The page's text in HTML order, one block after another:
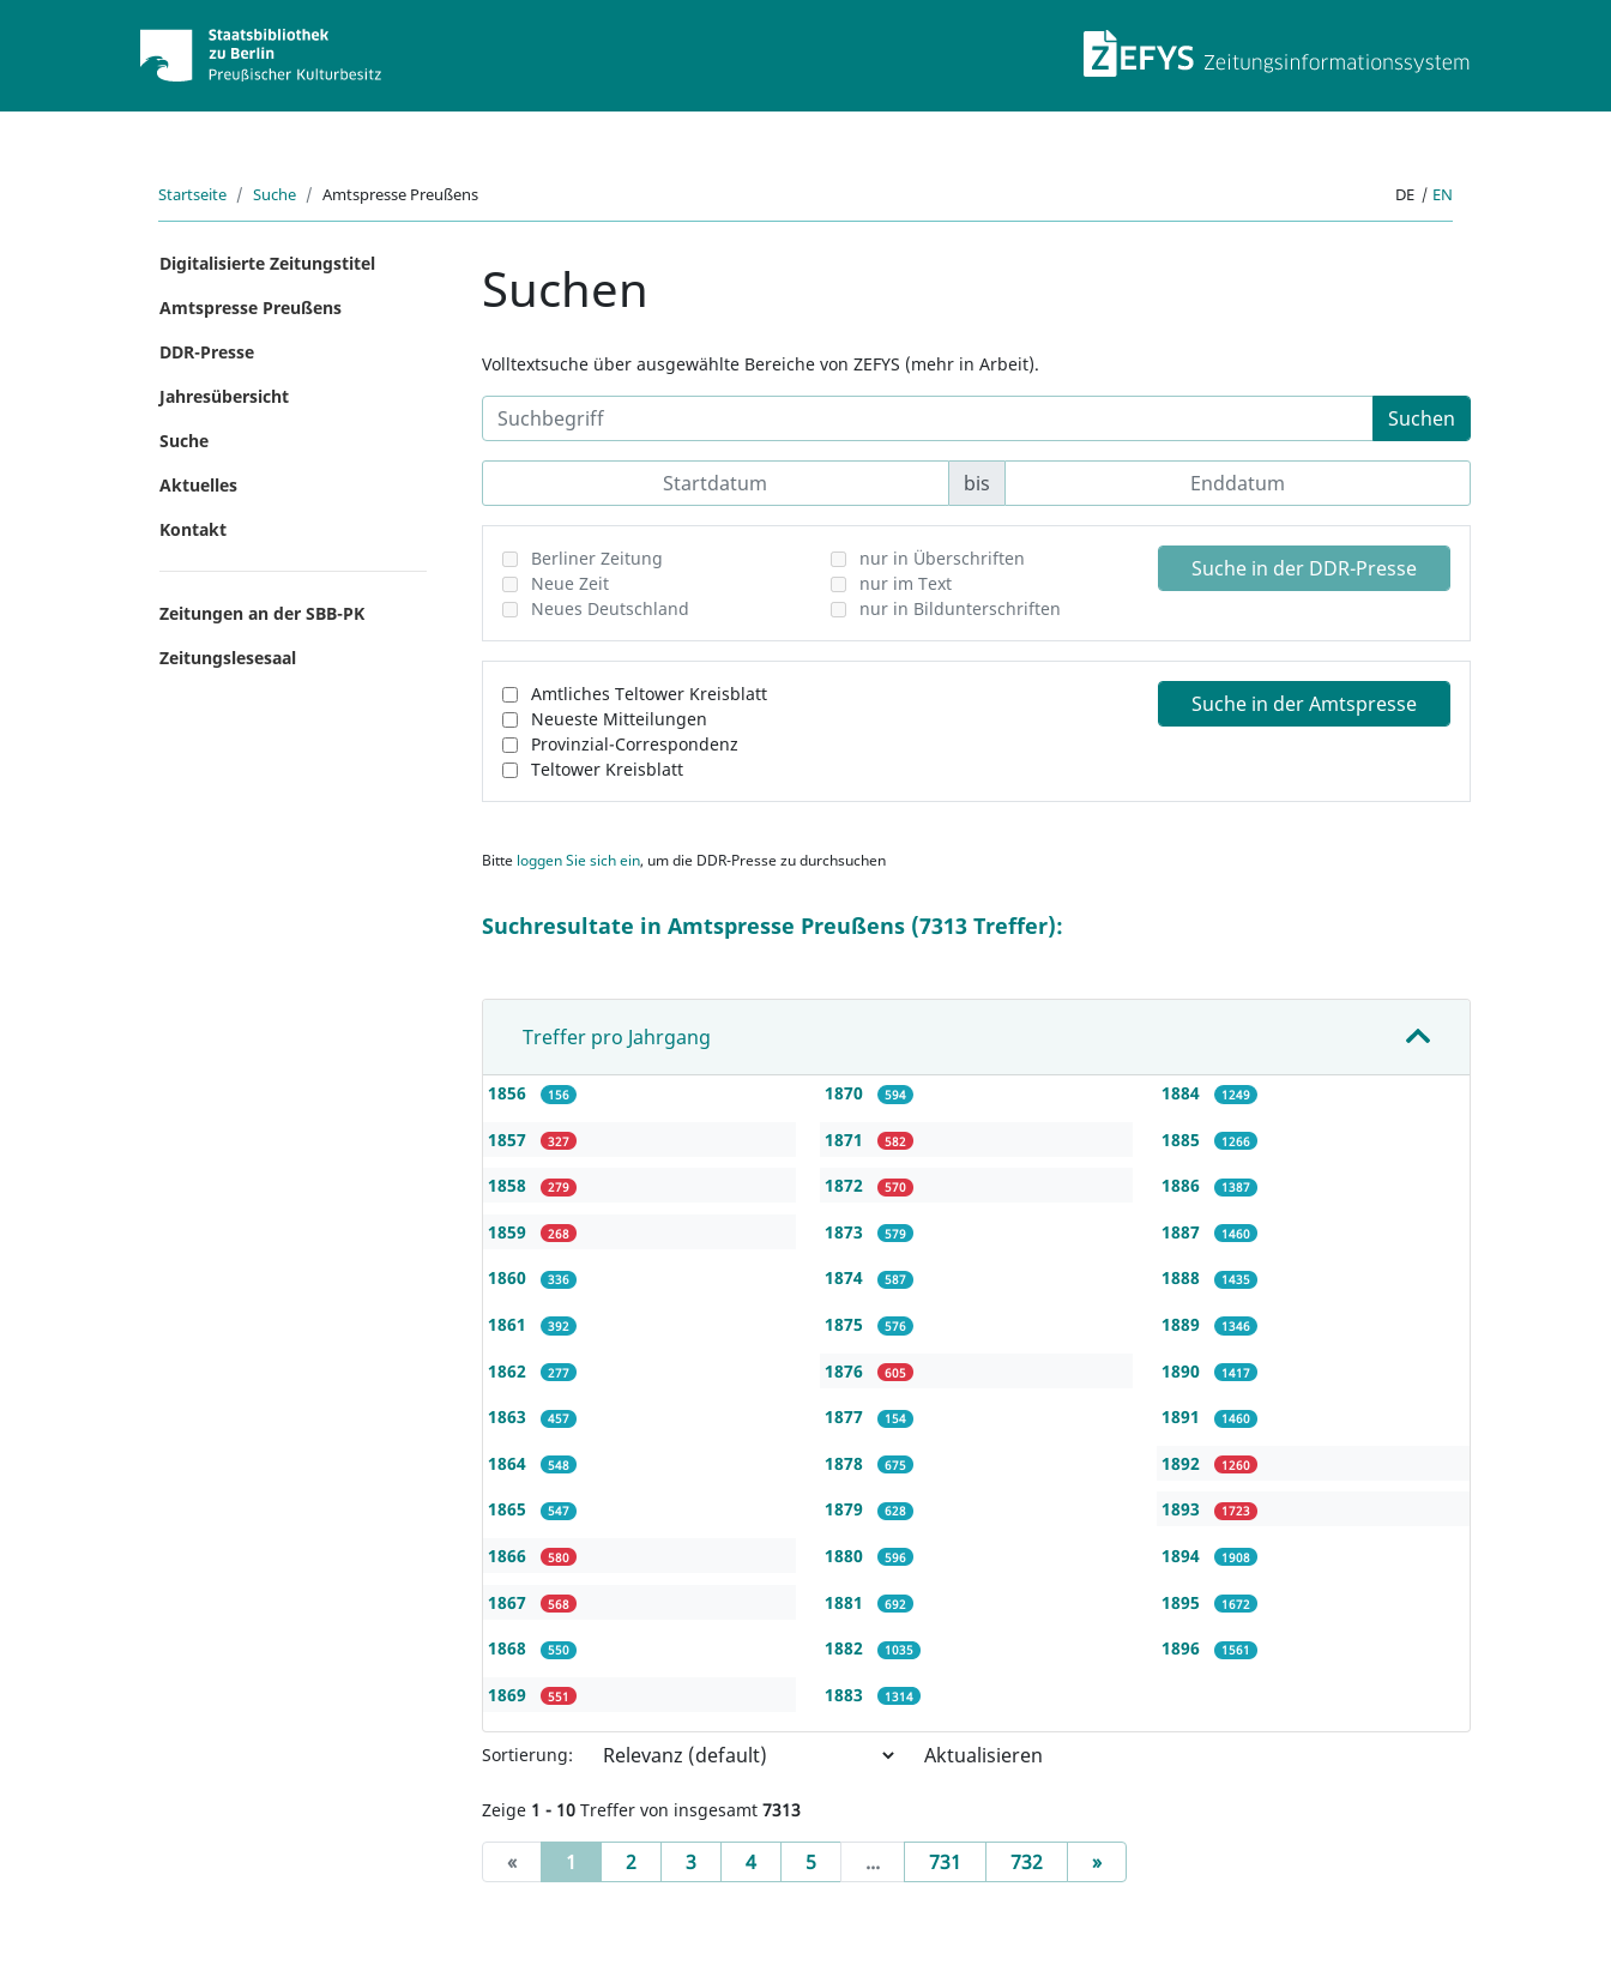
ZEFYS
Startseite Suche Amtspresse Preußens DE | EN
Digitalisierte Zeitungstitel
Amtspresse Preußens
DDR-Presse
Jahresübersicht
Suche
Aktuelles
Kontakt
Zeitungen an der SBB-PK
Zeitungslesesaal
Suchen
Volltextsuche über ausgewählte Bereiche von ZEFYS (mehr in Arbeit).
Suchen
bis
Berliner Zeitung
Neue Zeit
Neues Deutschland
nur in Überschriften
nur im Text
nur in Bildunterschriften
Suche in der DDR-Presse
Amtliches Teltower Kreisblatt
Neueste Mitteilungen
Provinzial-Correspondenz
Teltower Kreisblatt
Suche in der Amtspresse
Bitte loggen Sie sich ein, um die DDR-Presse zu durchsuchen
Suchresultate in Amtspresse Preußens (7313 Treffer):
Treffer pro Jahrgang
1856 156
1857 327
1858 279
1859 268
1860 336
1861 392
1862 277
1863 457
1864 548
1865 547
1866 580
1867 568
1868 550
1869 551
1870 594
1871 582
1872 570
1873 579
1874 587
1875 576
1876 605
1877 154
1878 675
1879 628
1880 596
1881 692
1882 1035
1883 1314
1884 1249
1885 1266
1886 1387
1887 1460
1888 1435
1889 1346
1890 1417
1891 1460
1892 1260
1893 1723
1894 1908
1895 1672
1896 1561
Sortierung: Aktualisieren
Zeige 1 - 10 Treffer von insgesamt 7313
« 1 (current)
2 3 4 5 ... 731 732 »Next